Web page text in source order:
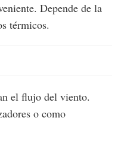
Depende de la
térmicos.
el flujo del viento.
o como